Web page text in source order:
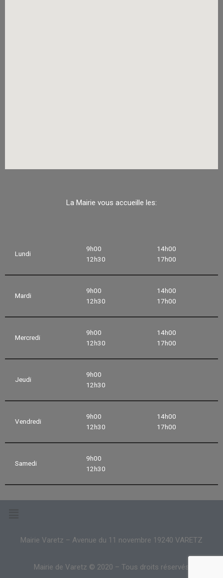
La Mairie vous accueille les:
Lundi
9h00
12h30
14h00
17h00
Mardi
9h00
12h30
14h00
17h00
Mercredi
9h00
12h30
14h00
17h00
Jeudi
9h00
12h30
Vendredi
9h00
12h30
14h00
17h00
Samedi
9h00
12h30
Mairie Varetz – Avenue du 11 novembre 19240 VARETZ
Mairie de Varetz © 2020 – Tous droits réservés